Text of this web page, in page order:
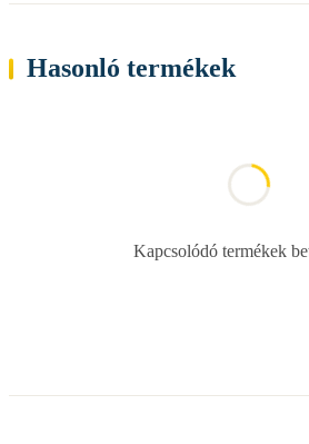
Hasonló termékek
Kapcsolódó termékek